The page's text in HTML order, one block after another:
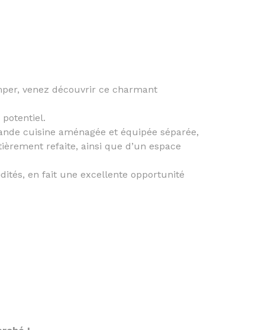
venez découvrir ce charmant
potentiel.
cuisine aménagée et équipée séparée,
refaite, ainsi que d’un espace
en fait une excellente opportunité